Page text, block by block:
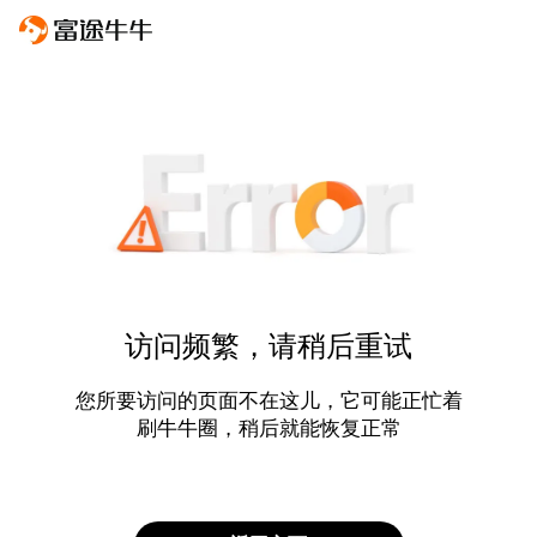
访问频繁，请稍后重试
您所要访问的页面不在这儿，它可能正忙着
刷牛牛圈，稍后就能恢复正常